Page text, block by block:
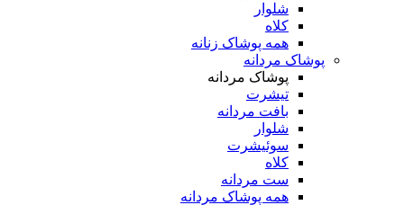
شلوار
کلاه
همه پوشاک زنانه
پوشاک مردانه
پوشاک مردانه
تیشرت
بافت مردانه
شلوار
سوئیشرت
کلاه
ست مردانه
همه پوشاک مردانه